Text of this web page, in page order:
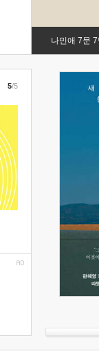
나민애 7문
5/5